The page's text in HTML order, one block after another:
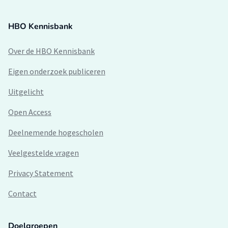
HBO Kennisbank
Over de HBO Kennisbank
Eigen onderzoek publiceren
Uitgelicht
Open Access
Deelnemende hogescholen
Veelgestelde vragen
Privacy Statement
Contact